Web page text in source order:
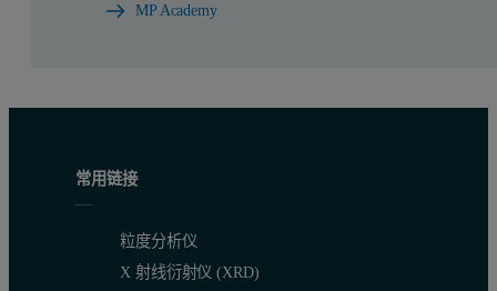
MP Academy
常用链接
粒度分析仪
X 射线衍射仪 (XRD)